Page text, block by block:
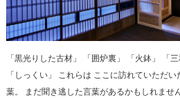
「黒光りした古材」 「囲炉裏」 「火鉢」 「
「しっくい」 これらは ここに訪れていただ
葉。 まだ聞き逃した言葉があるかもしれませ